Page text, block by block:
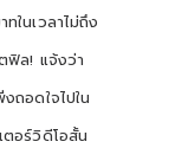
ในเวลาไม่ถึง
ฟิล! แจ้งว่า
ถอดใจไปใน
ตอร์วิดีโอสั้น